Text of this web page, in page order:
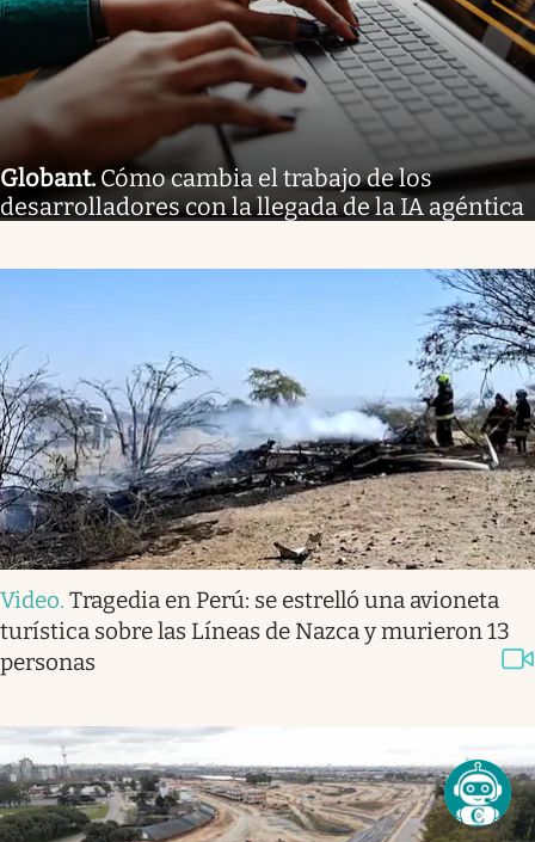
Globant. Cómo cambia el trabajo de los
desarrolladores con la llegada de la IA agéntica
Video. Tragedia en Perú: se estrelló una avioneta
turística sobre las Líneas de Nazca y murieron 13
personas